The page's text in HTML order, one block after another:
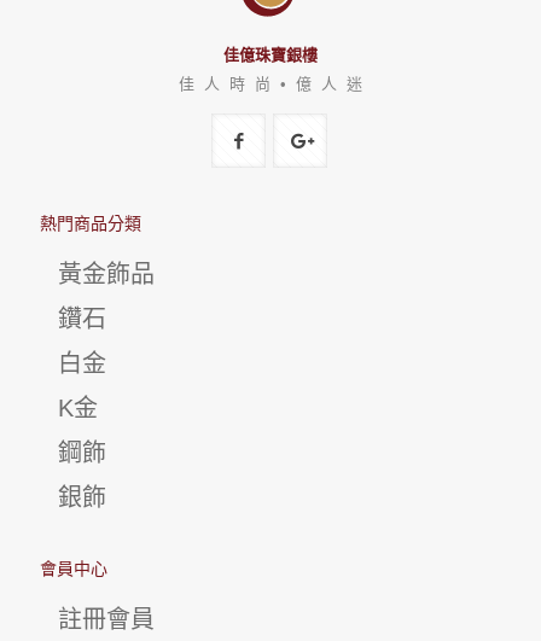
佳億珠寶銀樓
佳 人 時 尚 • 億 人 迷
熱門商品分類
黃金飾品
鑽石
白金
K金
鋼飾
銀飾
會員中心
註冊會員